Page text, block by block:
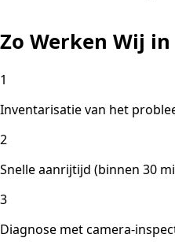
Zo Werken Wij
1
Inventarisatie van het
2
Snelle aanrijtijd (binnen 30
3
Diagnose met camera-